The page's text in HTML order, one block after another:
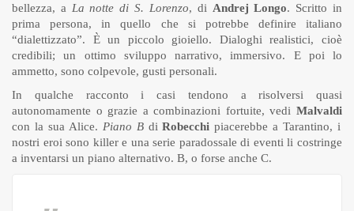
bellezza, a La notte di S. Lorenzo, di Andrej Longo. Scritto in
prima persona, in quello che si potrebbe definire italiano
“dialettizzato”. È un piccolo gioiello. Dialoghi realistici, cioè
credibili; un ottimo sviluppo narrativo, immersivo. E poi lo
ammetto, sono colpevole, gusti personali.
In qualche racconto i casi tendono a risolversi quasi
autonomamente o grazie a combinazioni fortuite, vedi Malvaldi
con la sua Alice. Piano BdiRobecchi piacerebbe a Tarantino, i
nostri eroi sono killer e una serie paradossale di eventi li costringe
a inventarsi un piano alternativo. B, o forse anche C.